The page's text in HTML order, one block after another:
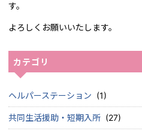
カテゴリ
ヘルパーステーション (1)
共同生活援助・短期入所 (27)
す。
よろしくお願いいたします。